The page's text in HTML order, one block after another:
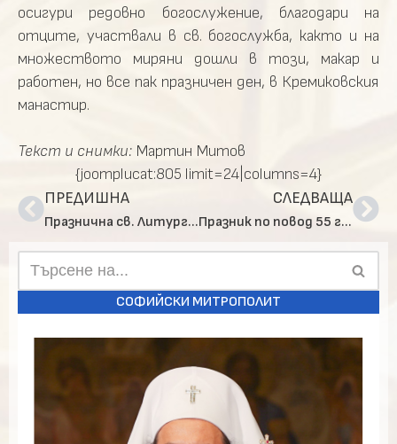
осигури редовно богослужение, благодари на
отците, участвали в св. богослужба, както и на
множеството миряни дошли в този, макар и
работен, но все пак празничен ден, в Кремиковския
манастир.
Текст и снимки: Мартин Митов
{joomplucat:805 limit=24|columns=4}
ПРЕДИШНА
Празнична св. Литургия за Атанасовден в село Лозен
СЛЕДВАЩА
Празник по повод 55 години от обявяването на Бобов дол за град
СОФИЙСКИ МИТРОПОЛИТ